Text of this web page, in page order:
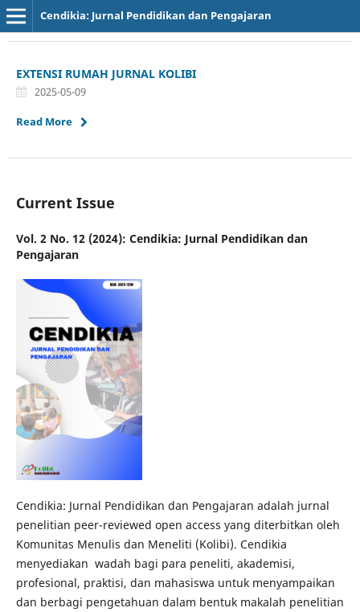
Cendikia: Jurnal Pendidikan dan Pengajaran
EXTENSI RUMAH JURNAL KOLIBI
2025-05-09
Read More
Current Issue
Vol. 2 No. 12 (2024): Cendikia: Jurnal Pendidikan dan
Pengajaran
Cendikia: Jurnal Pendidikan dan Pengajaran adalah jurnal
penelitian peer-reviewed open access yang diterbitkan oleh
Komunitas Menulis dan Meneliti (Kolibi). Cendikia
menyediakan wadah bagi para peneliti, akademisi,
profesional, praktisi, dan mahasiswa untuk menyampaikan
dan berbagi pengetahuan dalam bentuk makalah penelitian